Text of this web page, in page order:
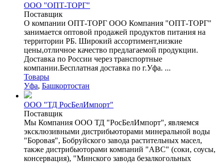
ООО "ОПТ-ТОРГ"
Поставщик
О компании ОПТ-ТОРГ ООО Компания "ОПТ-ТОРГ"
занимается оптовой продажей продуктов питания на
территории РБ. Широкий ассортимент,низкие
цены,отличное качество предлагаемой продукции.
Доставка по России через транспортные
компании.Бесплатная доставка по г.Уфа. ...
Товары
Уфа, Башкортостан
ООО "ТД РосБелИмпорт"
Поставщик
Мы Компания ООО ТД "РосБелИмпорт", являемся
эксклюзивными дистрибьюторами минеральной воды
"Боровая", Бобруйского завода растительных масел,
также дистрибьюторами компаний "ABC" (соки, соусы,
консервация), "Минского завода безалкогольных